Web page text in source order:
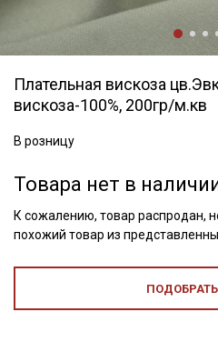
Плательная вискоза
вискоза-100%, 200гр/м.кв
В розницу
Товара нет в
К сожалению, товар распродан,
похожий товар из